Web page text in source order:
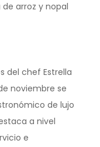
arroz y nopal
del chef Estrella
noviembre se
de lujo
a nivel
e